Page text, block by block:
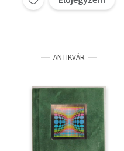
ANTIKVÁR